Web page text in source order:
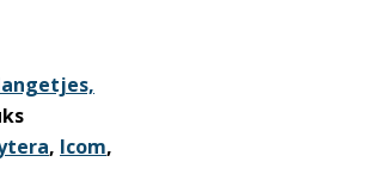
, Icom,